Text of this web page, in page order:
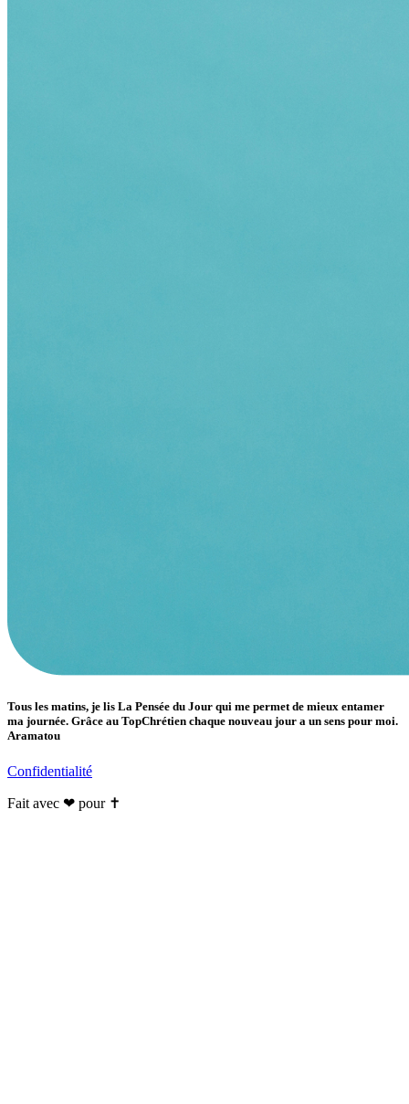
Tous les matins, je lis La Pensée du Jour qui me permet de mieux entamer
ma journée. Grâce au TopChrétien chaque nouveau jour a un sens pour moi.
Aramatou
Confidentialité
Fait avec ❤ pour ✝️️